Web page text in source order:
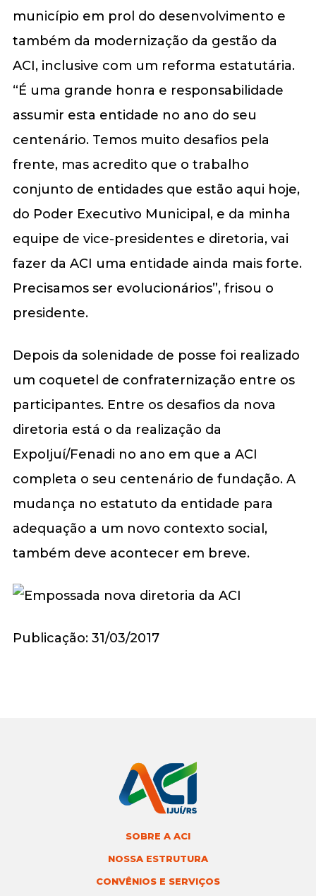
município em prol do desenvolvimento e
também da modernização da gestão da
ACI, inclusive com um reforma estatutária.
“É uma grande honra e responsabilidade
assumir esta entidade no ano do seu
centenário. Temos muito desafios pela
frente, mas acredito que o trabalho
conjunto de entidades que estão aqui hoje,
do Poder Executivo Municipal, e da minha
equipe de vice-presidentes e diretoria, vai
fazer da ACI uma entidade ainda mais forte.
Precisamos ser evolucionários”, frisou o
presidente.
Depois da solenidade de posse foi realizado
um coquetel de confraternização entre os
participantes. Entre os desafios da nova
diretoria está o da realização da
ExpoIjuí/Fenadi no ano em que a ACI
completa o seu centenário de fundação. A
mudança no estatuto da entidade para
adequação a um novo contexto social,
também deve acontecer em breve.
Publicação: 31/03/2017
SOBRE A ACI
NOSSA ESTRUTURA
CONVÊNIOS E SERVIÇOS